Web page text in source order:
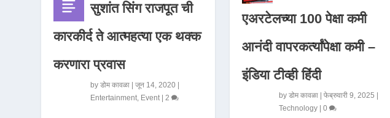
सुशांत सिंग राजपूत ची
कारकीर्द ते आत्महत्या एक थक्क
करणारा प्रवास
byडोम कावळा |जून 14, 2020
Entertainment, Event|2
एअरटेलच्या 100 पेक्षा कमी
आनंदी वापरकर्त्यांपेक्षा कमी –
इंडिया टीव्ही हिंदी
by डोम कावळा| फेब्रुवारी 9, 2025 |
Technology| 0